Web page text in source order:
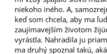
niekoho iného. A,
keď som chcela, aby ma
zaujímavejším životom
vyrástla. Nahradila ju
ma druhý spoznal takú,